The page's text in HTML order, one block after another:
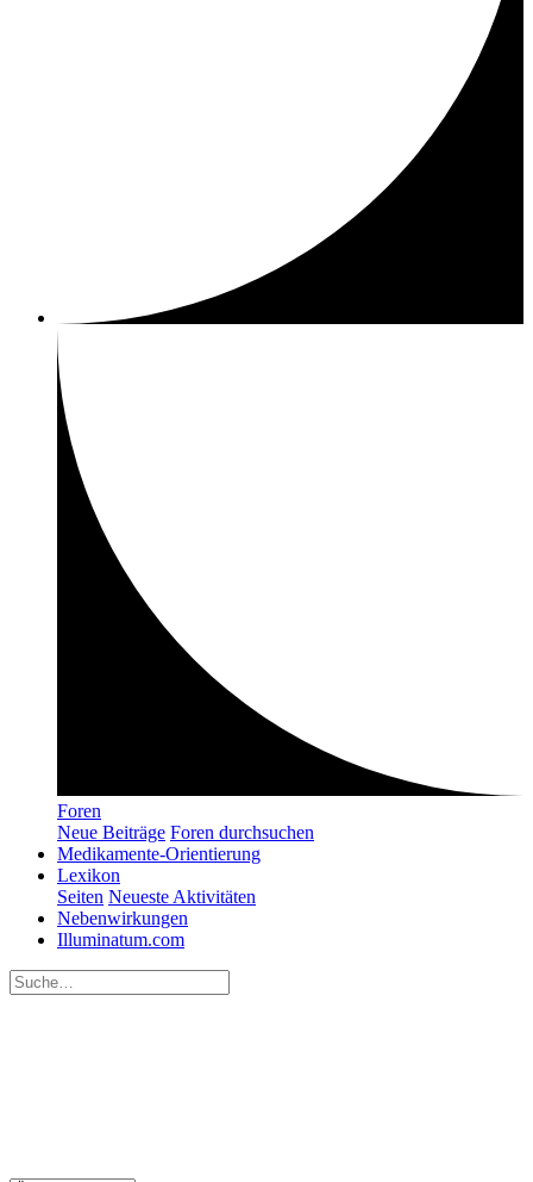
Foren
Neue Beiträge Foren durchsuchen
Medikamente-Orientierung
Lexikon
Seiten Neueste Aktivitäten
Nebenwirkungen
Illuminatum.com